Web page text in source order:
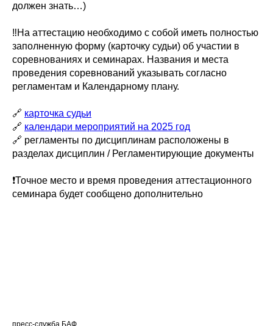
должен знать…)
‼️На аттестацию необходимо с собой иметь полностью
заполненную форму (карточку судьи) об участии в
соревнованиях и семинарах. Названия и места
проведения соревнований указывать согласно
регламентам и Календарному плану.
🔗 карточка судьи
🔗 календари мероприятий на 2025 год
🔗 регламенты по дисциплинам расположены в
разделах дисциплин / Регламентирующие документы
❗️Точное место и время проведения аттестационного
семинара будет сообщено дополнительно
пресс-служба БАФ